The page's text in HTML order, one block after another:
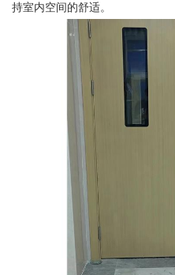
持室内空间的舒适。